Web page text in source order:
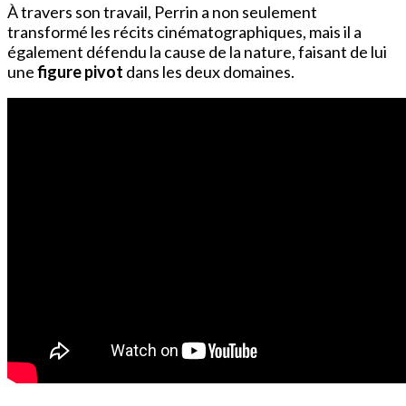
À travers son travail, Perrin a non seulement
transformé les récits cinématographiques, mais il a
également défendu la cause de la nature, faisant de lui
unefigure pivot dans les deux domaines.